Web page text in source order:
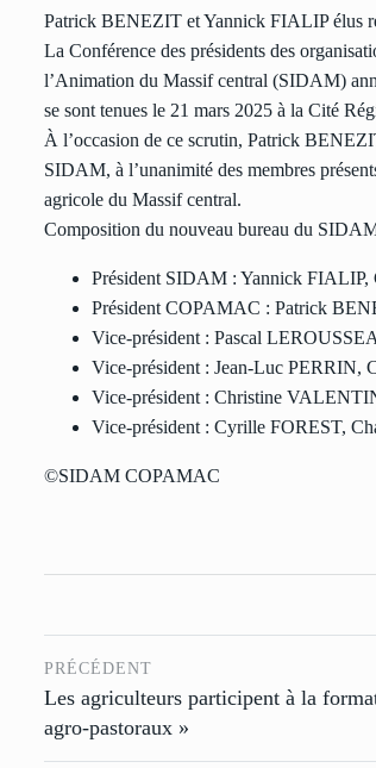
Patrick BENEZIT et Yannick FIALIP élus
La Conférence des présidents des
l’Animation du Massif central (SIDAM)
se sont tenues le 21 mars 2025 à la Cité
À l’occasion de ce scrutin, Patrick
SIDAM, à l’unanimité des membres
agricole du Massif central.
Composition du nouveau bureau du
Président SIDAM : Yannick FIALIP,
Président COPAMAC : Patrick
Vice-président : Pascal
Vice-président : Jean-Luc PERRIN,
Vice-président : Christine
Vice-président : Cyrille FOREST,
©SIDAM COPAMAC
PRÉCÉDENT
Les agriculteurs participent à la
agro-pastoraux »